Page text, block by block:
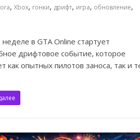
, Xbox, гонки, дрифт, игра, обновление,
в GTA Online стартует
дрифтовое событие, которое
как опытных пилотов заноса, так и